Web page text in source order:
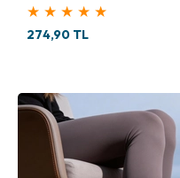
★ ★ ★ ★ ★
274,90 TL